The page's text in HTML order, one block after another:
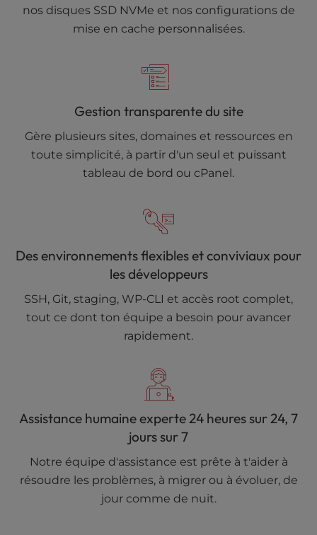
nos disques SSD NVMe et nos configurations de
mise en cache personnalisées.
Gestion transparente du site
Gère plusieurs sites, domaines et ressources en
toute simplicité, à partir d'un seul et puissant
tableau de bord ou cPanel.
Des environnements flexibles et conviviaux pour
les développeurs
SSH, Git, staging, WP-CLI et accès root complet,
tout ce dont ton équipe a besoin pour avancer
rapidement.
Assistance humaine experte 24 heures sur 24, 7
jours sur 7
Notre équipe d'assistance est prête à t'aider à
résoudre les problèmes, à migrer ou à évoluer, de
jour comme de nuit.